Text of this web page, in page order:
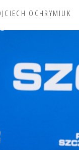
OCHRYMIUK